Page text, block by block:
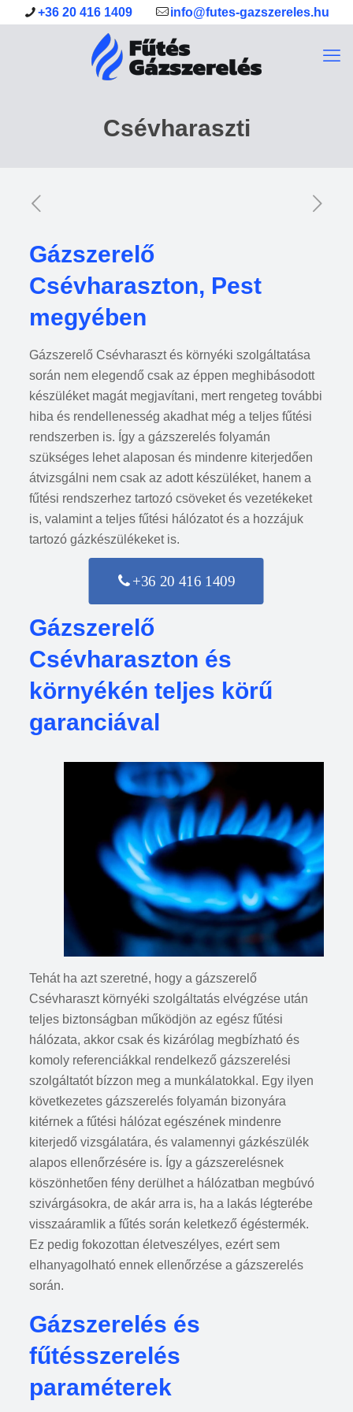
+36 20 416 1409 info@futes-gazszereles.hu
Csévharaszti
Gázszerelő
Csévharaszton, Pest
megyében
Gázszerelő Csévharaszt és környéki szolgáltatása
során nem elegendő csak az éppen meghibásodott
készüléket magát megjavítani, mert rengeteg további
hiba és rendellenesség akadhat még a teljes fűtési
rendszerben is. Így a gázszerelés folyamán
szükséges lehet alaposan és mindenre kiterjedően
átvizsgálni nem csak az adott készüléket, hanem a
fűtési rendszerhez tartozó csöveket és vezetékeket
is, valamint a teljes fűtési hálózatot és a hozzájuk
tartozó gázkészülékeket is.
+36 20 416 1409
Gázszerelő
Csévharaszton és
környékén teljes körű
garanciával
Tehát ha azt szeretné, hogy a gázszerelő
Csévharaszt környéki szolgáltatás elvégzése után
teljes biztonságban működjön az egész fűtési
hálózata, akkor csak és kizárólag megbízható és
komoly referenciákkal rendelkező gázszerelési
szolgáltatót bízzon meg a munkálatokkal. Egy ilyen
következetes gázszerelés folyamán bizonyára
kitérnek a fűtési hálózat egészének mindenre
kiterjedő vizsgálatára, és valamennyi gázkészülék
alapos ellenőrzésére is. Így a gázszerelésnek
köszönhetően fény derülhet a hálózatban megbúvó
szivárgásokra, de akár arra is, ha a lakás légterébe
visszaáramlik a fűtés során keletkező égéstermék.
Ez pedig fokozottan életveszélyes, ezért sem
elhanyagolható ennek ellenőrzése a gázszerelés
során.
Gázszerelés és
fűtésszerelés
paraméterek